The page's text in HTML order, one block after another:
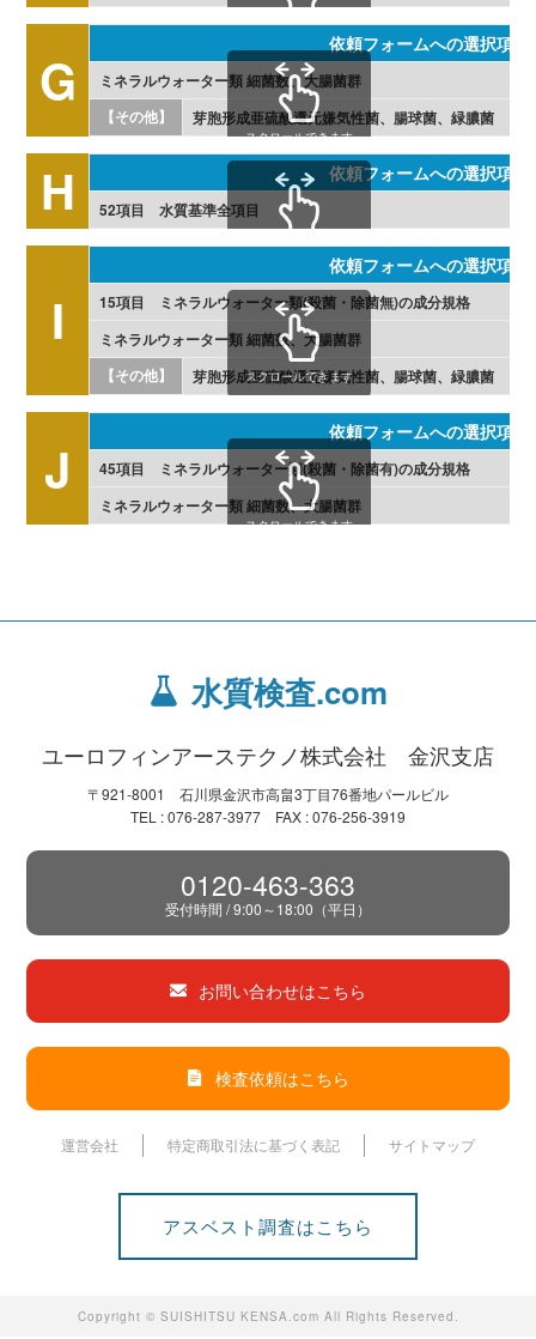
スクロールできます
G
依頼フォームへの選択項目
ミネラルウォーター類 細菌数、大腸菌群
【その他】
芽胞形成亜硫酸還元嫌気性菌、腸球菌、緑膿菌
スクロールできます
H 依頼フォームへの選択項目
52項目 水質基準全項目
スクロールできます
I
依頼フォームへの選択項目
15項目 ミネラルウォーター類(殺菌・除菌無)の成分規格
ミネラルウォーター類 細菌数、大腸菌群
【その他】
芽胞形成亜硫酸還元嫌気性菌、腸球菌、緑膿菌
スクロールできます
J
依頼フォームへの選択項目
45項目 ミネラルウォーター類(殺菌・除菌有)の成分規格
ミネラルウォーター類 細菌数、大腸菌群
スクロールできます
水質検査.com
ユーロフィンアーステクノ株式会社 金沢支店
〒921-8001 石川県金沢市高畠3丁目76番地パールビル
TEL : 076-287-3977 FAX : 076-256-3919
0120-463-363
受付時間 / 9:00～18:00（平日）
お問い合わせはこちら
検査依頼はこちら
運営会社 特定商取引法に基づく表記 サイトマップ
アスベスト調査はこちら
Copyright © SUISHITSU KENSA.com All Rights Reserved.